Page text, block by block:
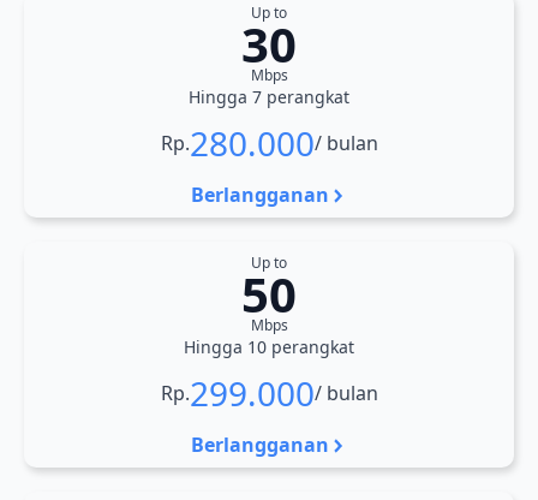
Up to
30
Mbps
Hingga 7 perangkat
Rp.280.000/ bulan
Berlangganan
Up to
50
Mbps
Hingga 10 perangkat
Rp.299.000/ bulan
Berlangganan